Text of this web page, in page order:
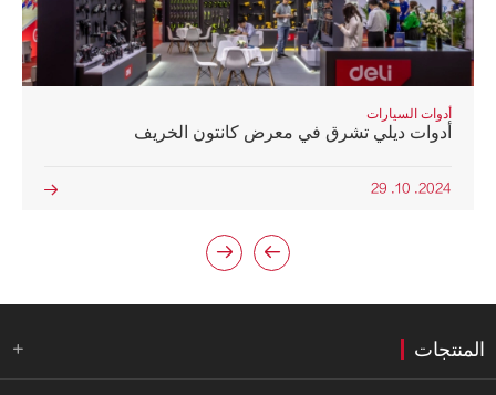
أدوات السيارات
أدوات ديلي تشرق في معرض كانتون الخريف
2024. 10. 29



المنتجات 